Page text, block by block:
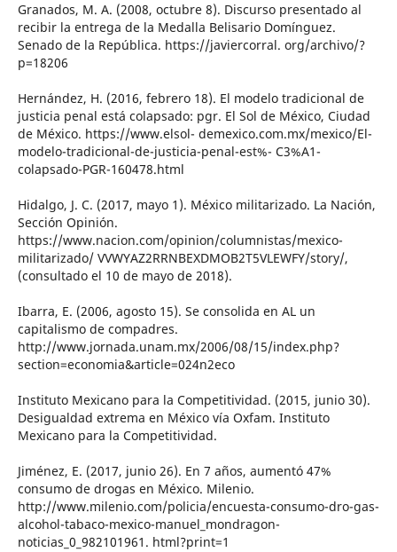
Granados, M. A. (2008, octubre 8). Discurso presentado al
recibir la entrega de la Medalla Belisario Domínguez.
Senado de la República. https://javiercorral. org/archivo/?
p=18206
Hernández, H. (2016, febrero 18). El modelo tradicional de
justicia penal está colapsado: pgr. El Sol de México, Ciudad
de México. https://www.elsol- demexico.com.mx/mexico/El-
modelo-tradicional-de-justicia-penal-est%- C3%A1-
colapsado-PGR-160478.html
Hidalgo, J. C. (2017, mayo 1). México militarizado. La Nación,
Sección Opinión.
https://www.nacion.com/opinion/columnistas/mexico-
militarizado/ VVWYAZ2RRNBEXDMOB2T5VLEWFY/story/,
(consultado el 10 de mayo de 2018).
Ibarra, E. (2006, agosto 15). Se consolida en AL un
capitalismo de compadres.
http://www.jornada.unam.mx/2006/08/15/index.php?
section=economia&article=024n2eco
Instituto Mexicano para la Competitividad. (2015, junio 30).
Desigualdad extrema en México vía Oxfam. Instituto
Mexicano para la Competitividad.
Jiménez, E. (2017, junio 26). En 7 años, aumentó 47%
consumo de drogas en México. Milenio.
http://www.milenio.com/policia/encuesta-consumo-dro-gas-
alcohol-tabaco-mexico-manuel_mondragon-
noticias_0_982101961. html?print=1